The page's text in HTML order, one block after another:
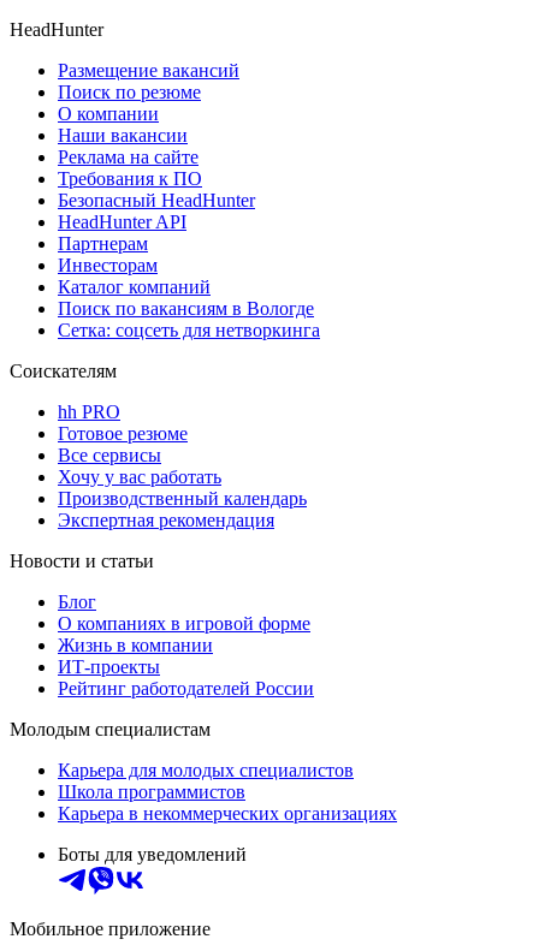
HeadHunter
Размещение вакансий
Поиск по резюме
О компании
Наши вакансии
Реклама на сайте
Требования к ПО
Безопасный HeadHunter
HeadHunter API
Партнерам
Инвесторам
Каталог компаний
Поиск по вакансиям в Вологде
Сетка: соцсеть для нетворкинга
Соискателям
hh PRO
Готовое резюме
Все сервисы
Хочу у вас работать
Производственный календарь
Экспертная рекомендация
Новости и статьи
Блог
О компаниях в игровой форме
Жизнь в компании
ИТ-проекты
Рейтинг работодателей России
Молодым специалистам
Карьера для молодых специалистов
Школа программистов
Карьера в некоммерческих организациях
Боты для уведомлений
Мобильное приложение